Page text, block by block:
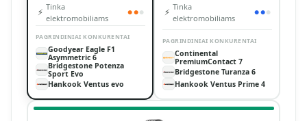
⚡ Tinka
elektromobiliams
●●●
PAGRINDINIAI KONKURENTAI
Goodyear Eagle F1
Asymmetric 6
Bridgestone Potenza
Sport Evo
Hankook Ventus evo
⚡ Tinka
elektromobiliams
●●●
PAGRINDINIAI KONKURENTAI
Continental
PremiumContact 7
Bridgestone Turanza 6
Hankook Ventus Prime 4